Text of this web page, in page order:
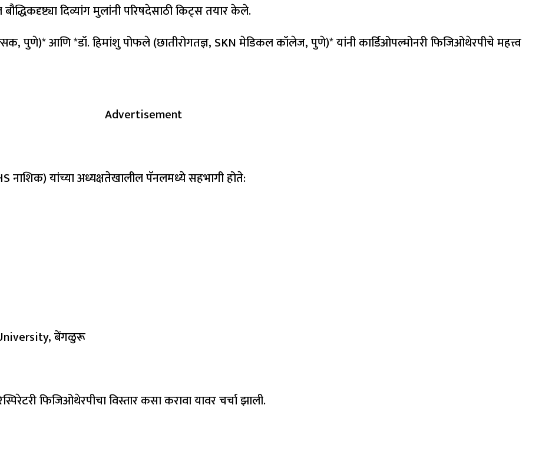
दिव्यांग मुलांनी परिषदेसाठी किट्स तयार केले.
पुणे)* आणि *डॉ. हिमांशु पोफले (छातीरोगतज्ञ, SKN मेडिकल कॉलेज, पुणे)* यांनी कार्डिओपल्मोनरी फिजिओथेरपीचे महत्त्व
Advertisement
नाशिक) यांच्या अध्यक्षतेखालील पॅनलमध्ये सहभागी होते:
University, बेंगळुरू
फिजिओथेरपीचा विस्तार कसा करावा यावर चर्चा झाली.